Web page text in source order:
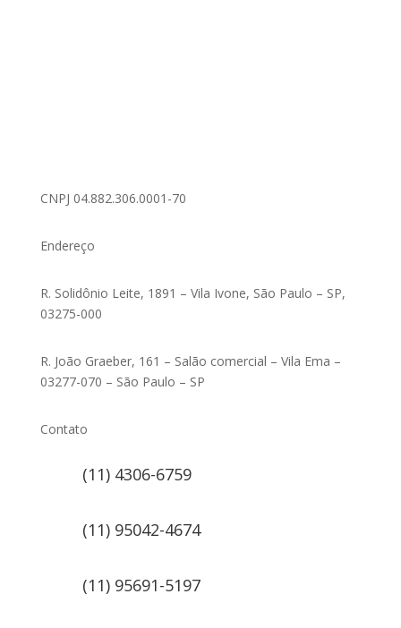
CNPJ 04.882.306.0001-70
Endereço
R. Solidônio Leite, 1891 – Vila Ivone, São Paulo – SP,
03275-000
R. João Graeber, 161 – Salão comercial – Vila Ema –
03277-070 – São Paulo – SP
Contato
(11) 4306-6759
(11) 95042-4674
(11) 95691-5197